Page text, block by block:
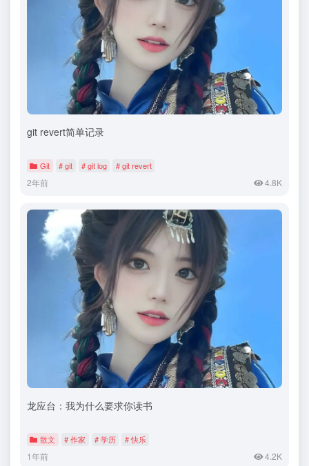
git revert简单记录
Git # git # git log # git revert
2年前 4.8K
龙应台：我为什么要求你读书
散文 # 作家 # 学历 # 快乐
1年前 4.2K